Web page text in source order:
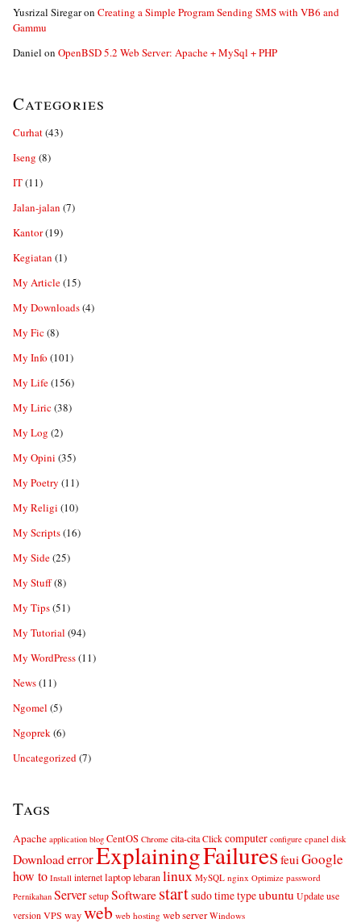
Yusrizal Siregaron Creating a Simple Program Sending SMS with VB6 and
Gammu
Daniel on OpenBSD 5.2 Web Server: Apache + MySql + PHP
Categories
Curhat(43)
Iseng (8)
IT(11)
Jalan-jalan (7)
Kantor(19)
Kegiatan (1)
My Article(15)
My Downloads(4)
My Fic(8)
My Info (101)
My Life(156)
My Liric(38)
My Log (2)
My Opini (35)
My Poetry (11)
My Religi (10)
My Scripts(16)
My Side(25)
My Stuff(8)
My Tips(51)
My Tutorial (94)
My WordPress(11)
News(11)
Ngomel (5)
Ngoprek(6)
Uncategorized(7)
Tags
Apache application blog CentOS Chrome cita-cita Click computer configure cpanel disk
DownloaderrorExplainingFailuresfeuiGoogle
how to Install internet laptop lebaran linux MySQL nginx Optimize password
Pernikahan Server setup Softwarestartsudotimetypeubuntu Update use
version VPS wayweb web hosting web server Windows